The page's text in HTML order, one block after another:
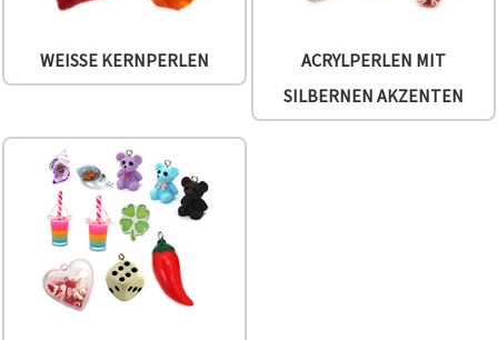
WEISSE KERNPERLEN
ACRYLPERLEN MIT
SILBERNEN AKZENTEN